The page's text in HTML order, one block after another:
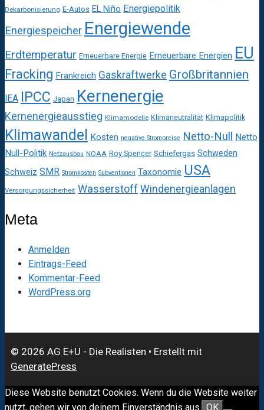
Dekarbonisierung E-Autos EL Niño Energiepolitik
Energiespeicher Energiewende
Erdtemperatur Erneuerbare Energie Erneuerbare Energien EU
Fracking Frankreich Gaskraftwerke Großbritannien
IEA IPCC Japan Kernenergie
Kernenergieausstieg Klimamodelle Klimaneutralität Klimapolitik
Klimawandel Kosten negative Strompreise Netto-Null Netto
Null-Politik Netzausbau NOAA Roy Spencer Schiefergas Schweden
Schweiz SMR Stromkosten Subventionen Taxonomie USA
Versorgungssicherheit Wasserstoff Windenergieanlagen
Meta
Anmelden
Eintrags-Feed
Kommentar-Feed
WordPress.org
© 2026 AG E+U - Die Realisten • Erstellt mit
GeneratePress
Diese Website benutzt Cookies. Wenn du die Website weiter
nutzt, gehen wir von deinem Einverständnis aus. OK